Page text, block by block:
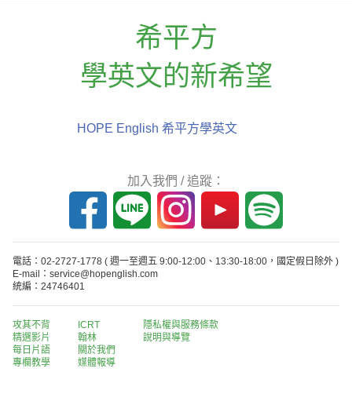
希平方
學英文的新希望
HOPE English 希平方學英文
加入我們 / 追蹤：
電話：02-2727-1778 ( 週一至週五 9:00-12:00、13:30-18:00，國定假日除外 )
E-mail：service@hopenglish.com
統編：24746401
攻其不背
精選影片
每日片語
專欄教學
ICRT
翰林
關於我們
媒體報導
隱私權與服務條款
說明與導覽